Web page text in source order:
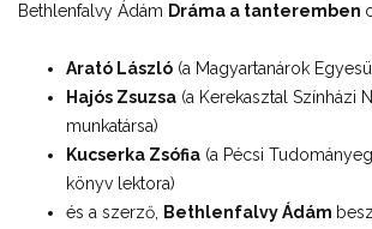
Bethlenfalvy Ádám Dráma a tanteremben
Arató László (a Magyartanárok
Hajós Zsuzsa (a Kerekasztal Színházi
munkatársa)
Kucserka Zsófia (a Pécsi
könyv lektora)
és a szerző,
Bethlenfalvy Ádám